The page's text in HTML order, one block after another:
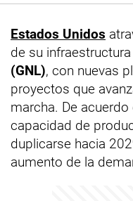
Estados Unidos
de su
(GNL), con nuevas
proyectos que
marcha. De
capacidad de
duplicarse hacia
aumento de la